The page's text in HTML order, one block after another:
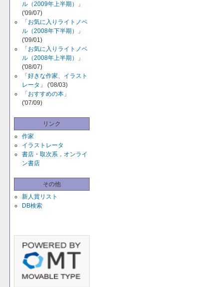
ル（2009年上半期）」
('09/07)
「お気に入りライトノベ
ル（2008年下半期）」
('09/01)
「お気に入りライトノベ
ル（2008年上半期）」
('08/07)
「好きな作家、イラスト
レータ」
('08/03)
「おすすめの本」
('07/09)
リンク
作家
イラストレータ
書店・取次系，オンライ
ン書店
その他
新人賞リスト
DB検索